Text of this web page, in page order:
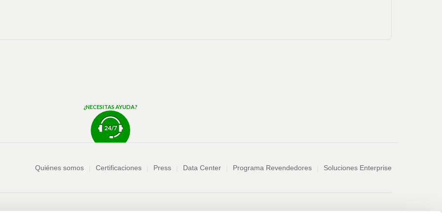
¿NECESITAS AYUDA?
Empresa
Quiénes somos Certificaciones Press Data Center Programa Revendedores Soluciones Enterprise